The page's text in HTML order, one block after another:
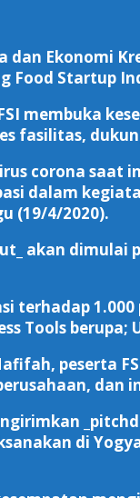
dan Ekonomi
Startup
membuka
fasilitas,
corona
dalam
(19/4/2020).
akan
terhadap
Tools
peserta
di